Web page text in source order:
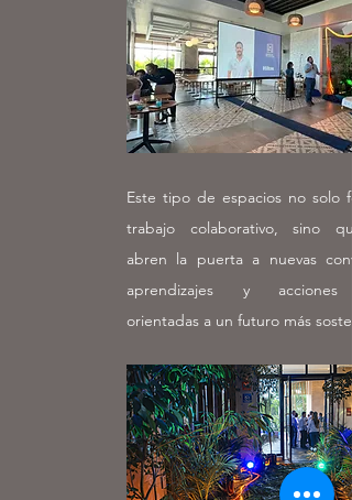
Este tipo de espacios no solo
trabajo colaborativo, sino
abren la puerta a nuevas
aprendizajes y acciones
orientadas a un futuro más